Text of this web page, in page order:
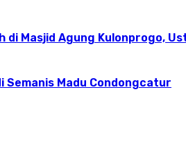
di Masjid Agung Kulonprogo,
Semanis Madu Condongcatur